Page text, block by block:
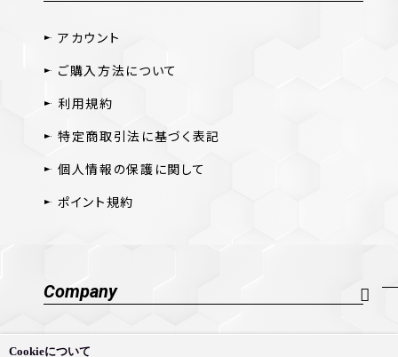
Cookieについて
アカウント
ご購入方法について
利用規約
特定商取引法に基づく表記
個人情報の保護に関して
ポイント規約
Company
会社概要